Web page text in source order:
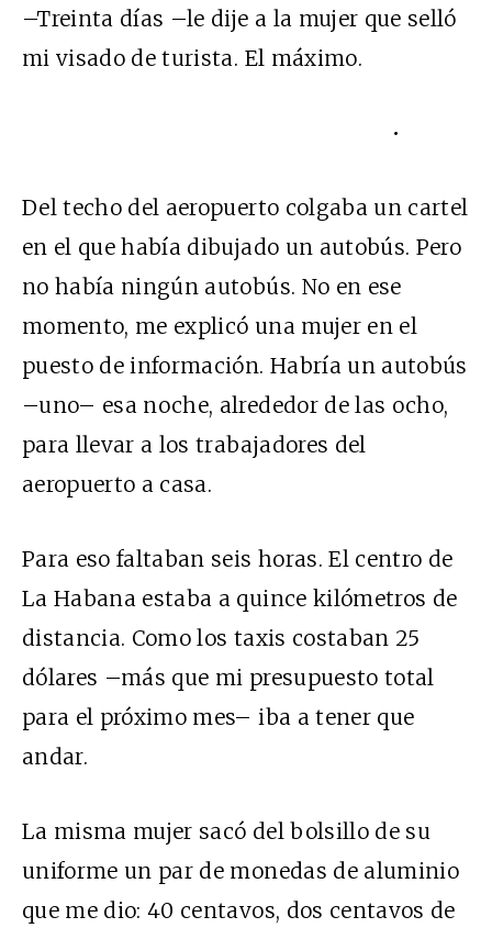
–Treinta días –le dije a la mujer que selló
mi visado de turista. El máximo.
•
Del techo del aeropuerto colgaba un cartel
en el que había dibujado un autobús. Pero
no había ningún autobús. No en ese
momento, me explicó una mujer en el
puesto de información. Habría un autobús
–uno– esa noche, alrededor de las ocho,
para llevar a los trabajadores del
aeropuerto a casa.
Para eso faltaban seis horas. El centro de
La Habana estaba a quince kilómetros de
distancia. Como los taxis costaban 25
dólares –más que mi presupuesto total
para el próximo mes– iba a tener que
andar.
La misma mujer sacó del bolsillo de su
uniforme un par de monedas de aluminio
que me dio: 40 centavos, dos centavos de